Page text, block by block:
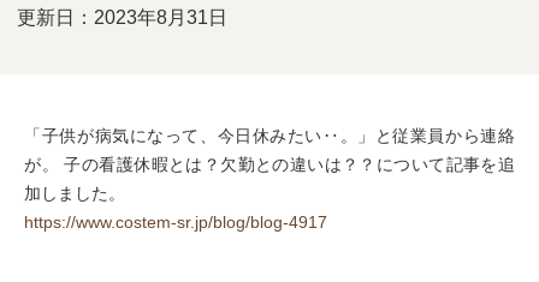
更新日：2023年8月31日
「子供が病気になって、今日休みたい‥。」と従業員から連絡
が。 子の看護休暇とは？欠勤との違いは？？について記事を追
加しました。
https://www.costem-sr.jp/blog/blog-4917